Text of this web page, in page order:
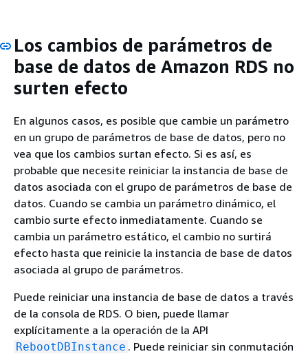
Los cambios de parámetros de
base de datos de Amazon RDS no
surten efecto
En algunos casos, es posible que cambie un parámetro
en un grupo de parámetros de base de datos, pero no
vea que los cambios surtan efecto. Si es así, es
probable que necesite reiniciar la instancia de base de
datos asociada con el grupo de parámetros de base de
datos. Cuando se cambia un parámetro dinámico, el
cambio surte efecto inmediatamente. Cuando se
cambia un parámetro estático, el cambio no surtirá
efecto hasta que reinicie la instancia de base de datos
asociada al grupo de parámetros.
Puede reiniciar una instancia de base de datos a través
de la consola de RDS. O bien, puede llamar
explícitamente a la operación de la API
RebootDBInstance . Puede reiniciar sin conmutación